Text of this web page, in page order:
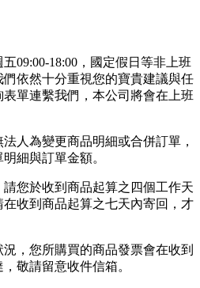
09:00-18:00，國定假日等非上班
依然十分重視您的寶貴建議與任
單連繫我們，本公司將會在上班
人為變更商品明細或合併訂單，
細與訂單金額。
您於收到商品起算之四個工作天
收到商品起算之七天內寄回，才
，您所購買的商品發票會在收到
敬請留意收件信箱。